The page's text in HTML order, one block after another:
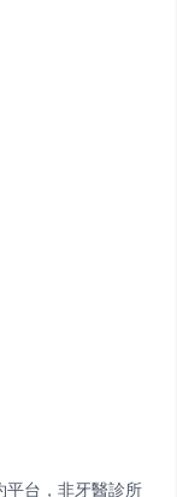
平台，非牙醫診所